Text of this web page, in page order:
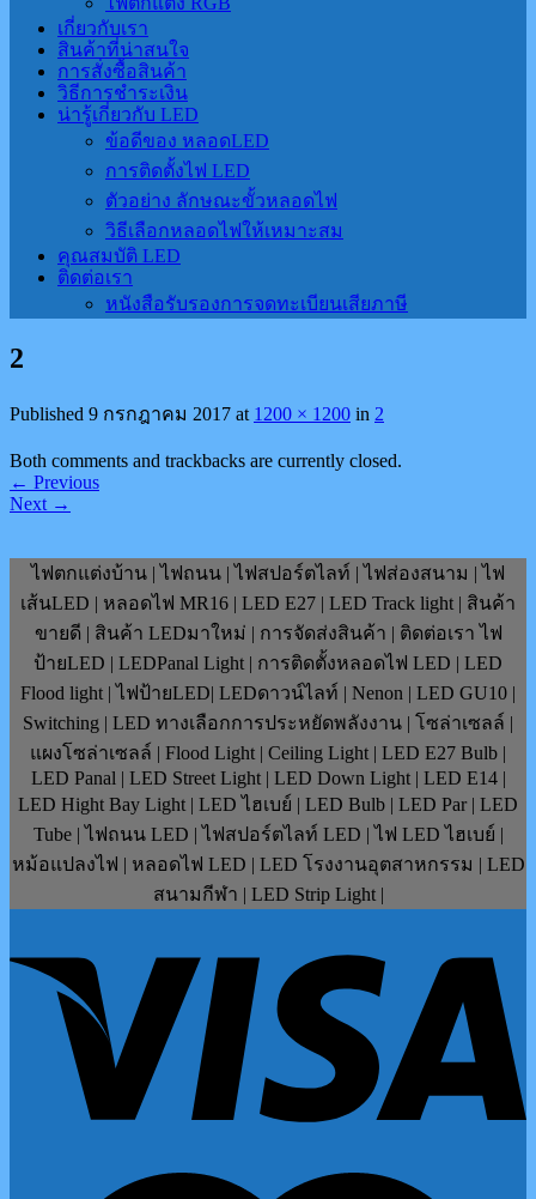
เกี่ยวกับเรา
สินค้าที่น่าสนใจ
การสั่งซื้อสินค้า
วิธีการชำระเงิน
น่ารู้เกี่ยวกับ LED
ข้อดีของ หลอดLED
การติดตั้งไฟ LED
ตัวอย่าง ลักษณะขั้วหลอดไฟ
วิธีเลือกหลอดไฟให้เหมาะสม
คุณสมบัติ LED
ติดต่อเรา
หนังสือรับรองการจดทะเบียนเสียภาษี
2
Published 9 กรกฎาคม 2017 at 1200 × 1200 in 2
Both comments and trackbacks are currently closed.
← Previous
Next →
ไฟตกแต่งบ้าน | ไฟถนน | ไฟสปอร์ตไลท์ | ไฟส่องสนาม | ไฟ
เส้นLED | หลอดไฟ MR16 | LED E27 | LED Track light | สินค้า
ขายดี | สินค้า LEDมาใหม่ | การจัดส่งสินค้า | ติดต่อเรา ไฟ
ป้ายLED | LEDPanal Light | การติดตั้งหลอดไฟ LED | LED
Flood light | ไฟป้ายLED| LEDดาวน์ไลท์ | Nenon | LED GU10 |
Switching | LED ทางเลือกการประหยัดพลังงาน | โซล่าเซลล์ |
แผงโซล่าเซลล์ | Flood Light | Ceiling Light | LED E27 Bulb |
LED Panal | LED Street Light | LED Down Light | LED E14 |
LED Hight Bay Light | LED ไฮเบย์ | LED Bulb | LED Par | LED
Tube | ไฟถนน LED | ไฟสปอร์ตไลท์ LED | ไฟ LED ไฮเบย์ |
หม้อแปลงไฟ | หลอดไฟ LED | LED โรงงานอุตสาหกรรม | LED
สนามกีฬา | LED Strip Light |